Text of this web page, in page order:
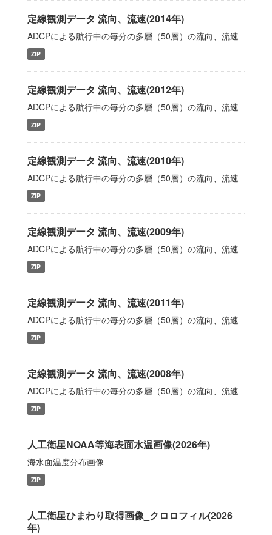
定線観測データ 流向、流速(2014年)
ADCPによる航行中の毎分の多層（50層）の流向、流速
ZIP
定線観測データ 流向、流速(2012年)
ADCPによる航行中の毎分の多層（50層）の流向、流速
ZIP
定線観測データ 流向、流速(2010年)
ADCPによる航行中の毎分の多層（50層）の流向、流速
ZIP
定線観測データ 流向、流速(2009年)
ADCPによる航行中の毎分の多層（50層）の流向、流速
ZIP
定線観測データ 流向、流速(2011年)
ADCPによる航行中の毎分の多層（50層）の流向、流速
ZIP
定線観測データ 流向、流速(2008年)
ADCPによる航行中の毎分の多層（50層）の流向、流速
ZIP
人工衛星NOAA等海表面水温画像(2026年)
海水面温度分布画像
ZIP
人工衛星ひまわり取得画像_クロロフィル(2026
年)